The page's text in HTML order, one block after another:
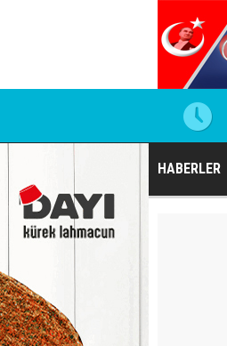
HABERLER